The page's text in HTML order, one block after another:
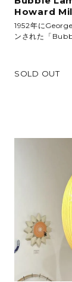
Howard
1952年に
ンされた「
SOLD OUT